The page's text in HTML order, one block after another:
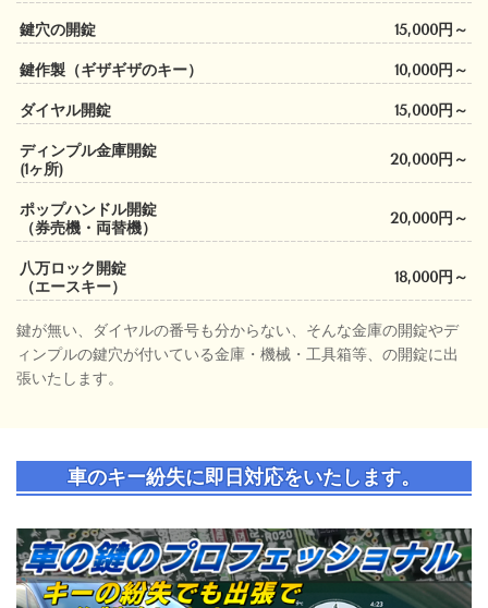
鍵穴の開錠 15,000円～
鍵作製 （ギザギザのキー） 10,000円～
ダイヤル開錠 15,000円～
ディンプル金庫開錠
(1ヶ所)
20,000円～
ポップハンドル開錠
（券売機・両替機）
20,000円～
八万ロック開錠
（エースキー）
18,000円～
鍵が無い、ダイヤルの番号も分からない、そんな金庫の開錠やデ
ィンプルの鍵穴が付いている金庫・機械・工具箱等、の開錠に出
張いたします。
車のキー紛失に即日対応をいたします。